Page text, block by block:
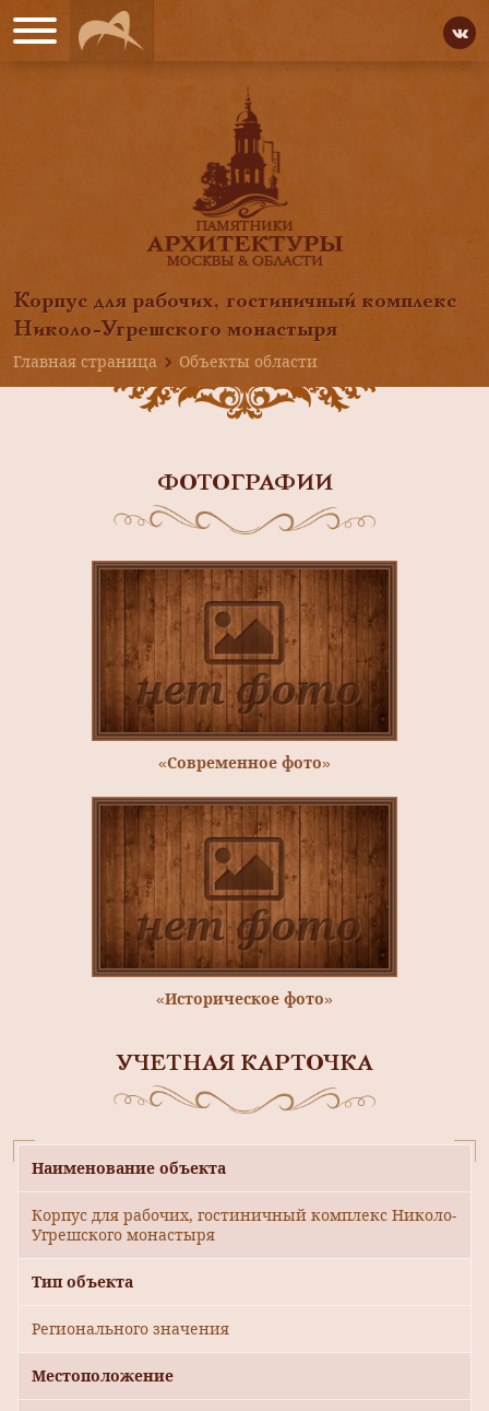
Корпус для рабочих, гостиничный комплекс
Николо-Угрешского монастыря
Главная страница
Объекты области
ФОТОГРАФИИ
«Современное фото»
«Историческое фото»
УЧЕТНАЯ КАРТОЧКА
Наименование объекта
Корпус для рабочих, гостиничный комплекс Николо-
Угрешского монастыря
Тип объекта
Регионального значения
Местоположение